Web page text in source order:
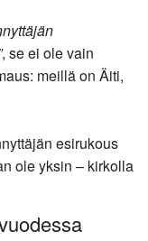
, se ei ole vain
meillä on Äiti,
esirukous
ole yksin – kirkolla